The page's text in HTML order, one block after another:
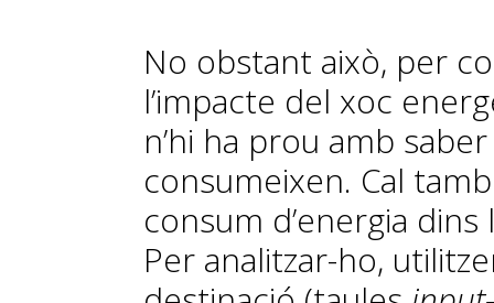
No obstant això, per
l’impacte del xoc
n’hi ha prou amb
consumeixen. Cal
consum d’energia
Per analitzar-ho,